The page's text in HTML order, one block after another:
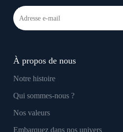
À propos de nous
Notre histoire
Qui sommes-nous ?
Nos valeurs
Embarquez dans nos univers